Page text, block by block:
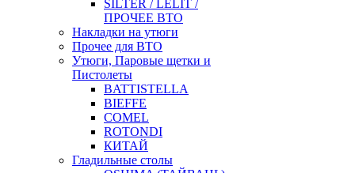
SILTER / LELIT /
ПРОЧЕЕ ВТО
Накладки на утюги
Прочее для ВТО
Утюги, Паровые щетки и
Пистолеты
BATTISTELLA
BIEFFE
COMEL
ROTONDI
КИТАЙ
Гладильные столы